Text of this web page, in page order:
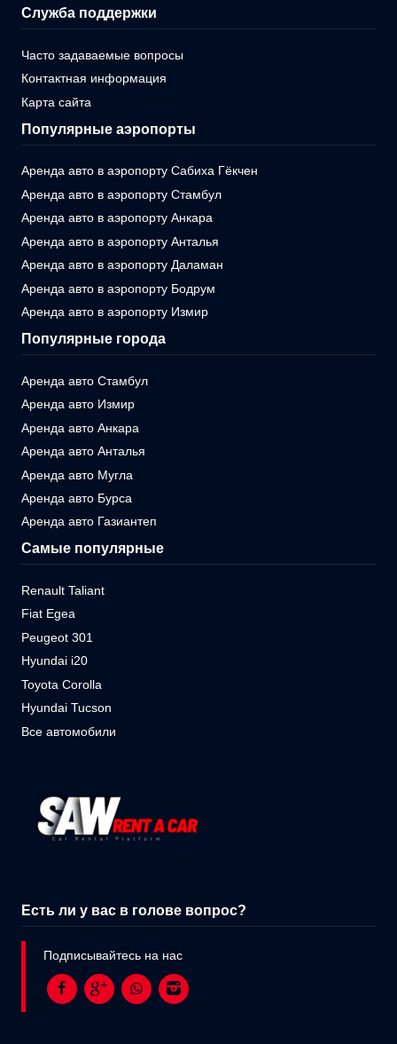
Служба поддержки
Часто задаваемые вопросы
Контактная информация
Карта сайта
Популярные аэропорты
Аренда авто в аэропорту Сабиха Гёкчен
Аренда авто в аэропорту Стамбул
Аренда авто в аэропорту Анкара
Аренда авто в аэропорту Анталья
Аренда авто в аэропорту Даламан
Аренда авто в аэропорту Бодрум
Аренда авто в аэропорту Измир
Популярные города
Аренда авто Стамбул
Аренда авто Измир
Аренда авто Анкара
Аренда авто Анталья
Аренда авто Мугла
Аренда авто Бурса
Аренда авто Газиантеп
Самые популярные
Renault Taliant
Fiat Egea
Peugeot 301
Hyundai i20
Toyota Corolla
Hyundai Tucson
Все автомобили
Есть ли у вас в голове вопрос?
Подписывайтесь на нас